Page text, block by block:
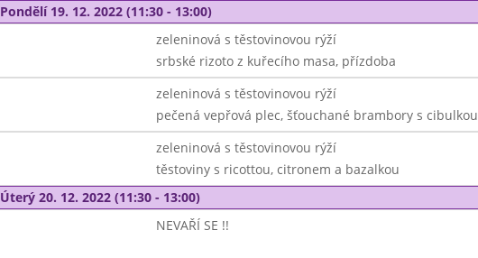
Pondělí 19. 12. 2022 (11:30 - 13:00)
zeleninová s těstovinovou rýží
srbské rizoto z kuřecího masa, přízdoba
zeleninová s těstovinovou rýží
pečená vepřová plec, šťouchané brambory s cibulkou
zeleninová s těstovinovou rýží
těstoviny s ricottou, citronem a bazalkou
Úterý 20. 12. 2022 (11:30 - 13:00)
NEVAŘÍ SE !!